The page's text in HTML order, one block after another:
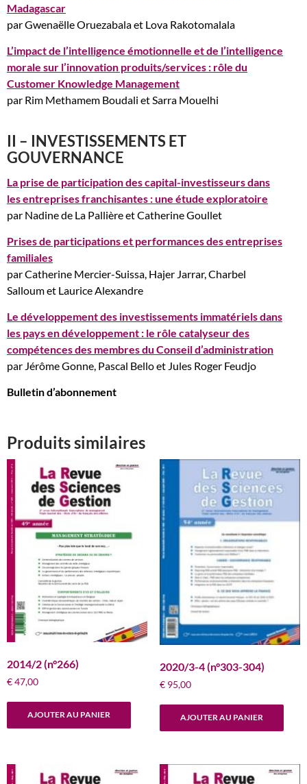
Madagascar
par Gwenaëlle Oruezabala et Lova Rakotomalala
L’impact de l’intelligence émotionnelle et de l’intelligence
morale sur l’innovation produits/services : rôle du
Customer Knowledge Management
par Rim Methamem Boudali et Sarra Mouelhi
II – INVESTISSEMENTS ET
GOUVERNANCE
La prise de participation des capital-investisseurs dans
les entreprises franchisantes : une étude exploratoire
par Nadine de La Pallière et Catherine Goullet
Prises de participations et performances des entreprises
familiales
par Catherine Mercier-Suissa, Hajer Jarrar, Charbel
Salloum et Laurice Alexandre
Le développement des investissements immatériels dans
les pays en développement : le rôle catalyseur des
compétences des membres du Conseil d’administration
par Jérôme Gonne, Pascal Bello et Jules Roger Feudjo
Bulletin d’abonnement
Produits similaires
2014/2 (n°266)
€47,00
AJOUTER AU PANIER
2020/3-4 (n°303-304)
€95,00
AJOUTER AU PANIER